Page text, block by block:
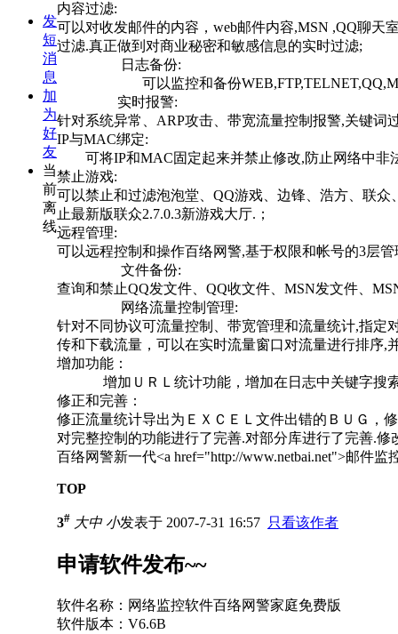
发
短
消
息
加
为
好
友
当
前
离
线
内容过滤:
可以对收发邮件的内容，web邮件内容,MSN ,QQ聊天
过滤.真正做到对商业秘密和敏感信息的实时过滤;
日志备份:
可以监控和备份
实时报警:
针对系统异常、ARP攻击、带宽流量控制报警,关键词
IP与MAC绑定:
可将IP和MAC固定起来并禁止修改,防止网络中非
禁止游戏:
可以禁止和过滤泡泡堂、QQ游戏、边锋、浩方、联
止最新版联众2.7.0.3新游戏大厅.；
远程管理:
可以远程控制和操作百络网警,基于权限和帐号的3层
文件备份:
查询和禁止QQ发文件、QQ收文件、MSN发文件、
网络流量控制管理:
针对不同协议可流量控制、带宽管理和流量统计,指定
传和下载流量，可以在实时流量窗口对流量进行排序,
增加功能：
增加ＵＲＬ统计功能，增加在日志中关键字搜
修正和完善：
修正流量统计导出为ＥＸＣＥＬ文件出错的ＢＵＧ，
对完整控制的功能进行了完善.对部分库进行了完善.
百络网警新一代<a href="http://www.netbai.net">邮件监
TOP
3# 大中 小发表于 2007-7-31 16:57 只看该作者
申请软件发布~~
软件名称：网络监控软件百络网警家庭免费版
软件版本：V6.6B